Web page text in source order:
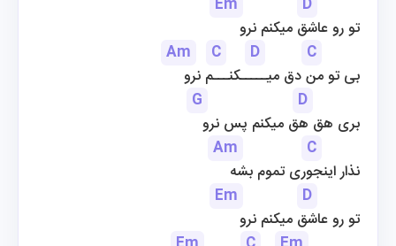
Em
D
تو رو عاشق میکنم نرو
Am
C D
C
بی تو من دق میـــــکنـــم نرو
G
D
بری هق هق میکنم پس نرو
Am
C
نذار اینجوری تموم بشه
Em
D
تو رو عاشق میکنم نرو